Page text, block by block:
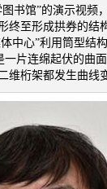
书馆”的演示视频
终至形成拱券的结
中心”利用筒型结
片连绵起伏的曲
维桁架都发生曲线